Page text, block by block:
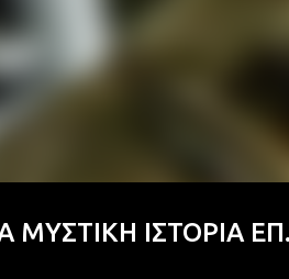
ΜΥΣΤΙΚΗ ΙΣΤΟΡΙΑ